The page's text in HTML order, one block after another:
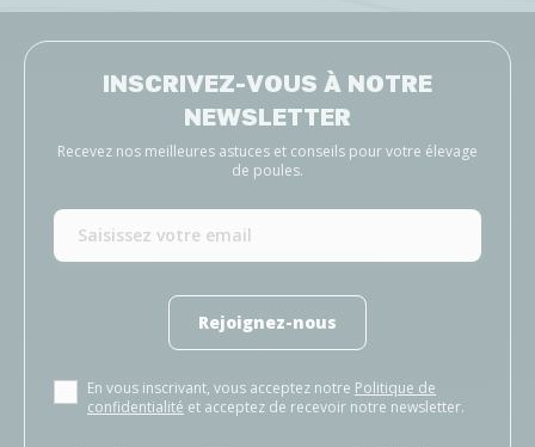
INSCRIVEZ-VOUS À NOTRE
NEWSLETTER
Recevez nos meilleures astuces et conseils pour votre élevage
de poules.
Rejoignez-nous
En vous inscrivant, vous acceptez notre Politique de
confidentialité et acceptez de recevoir notre newsletter.